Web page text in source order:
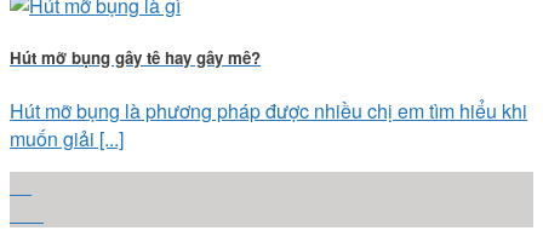
Hút mỡ bụng gây tê hay gây mê?
Hút mỡ bụng là phương pháp được nhiều chị em tìm hiểu khi
muốn giải [...]